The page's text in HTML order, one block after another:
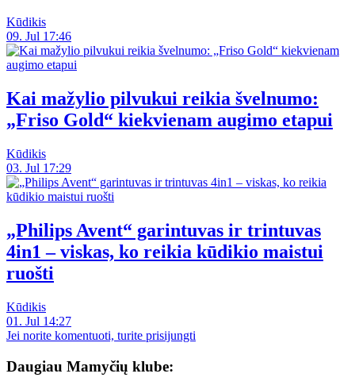
Kūdikis
09. Jul 17:46
Kai mažylio pilvukui reikia švelnumo:
„Friso Gold“ kiekvienam augimo etapui
Kūdikis
03. Jul 17:29
„Philips Avent“ garintuvas ir trintuvas
4in1 – viskas, ko reikia kūdikio maistui
ruošti
Kūdikis
01. Jul 14:27
Jei norite komentuoti, turite prisijungti
Daugiau Mamyčių klube: